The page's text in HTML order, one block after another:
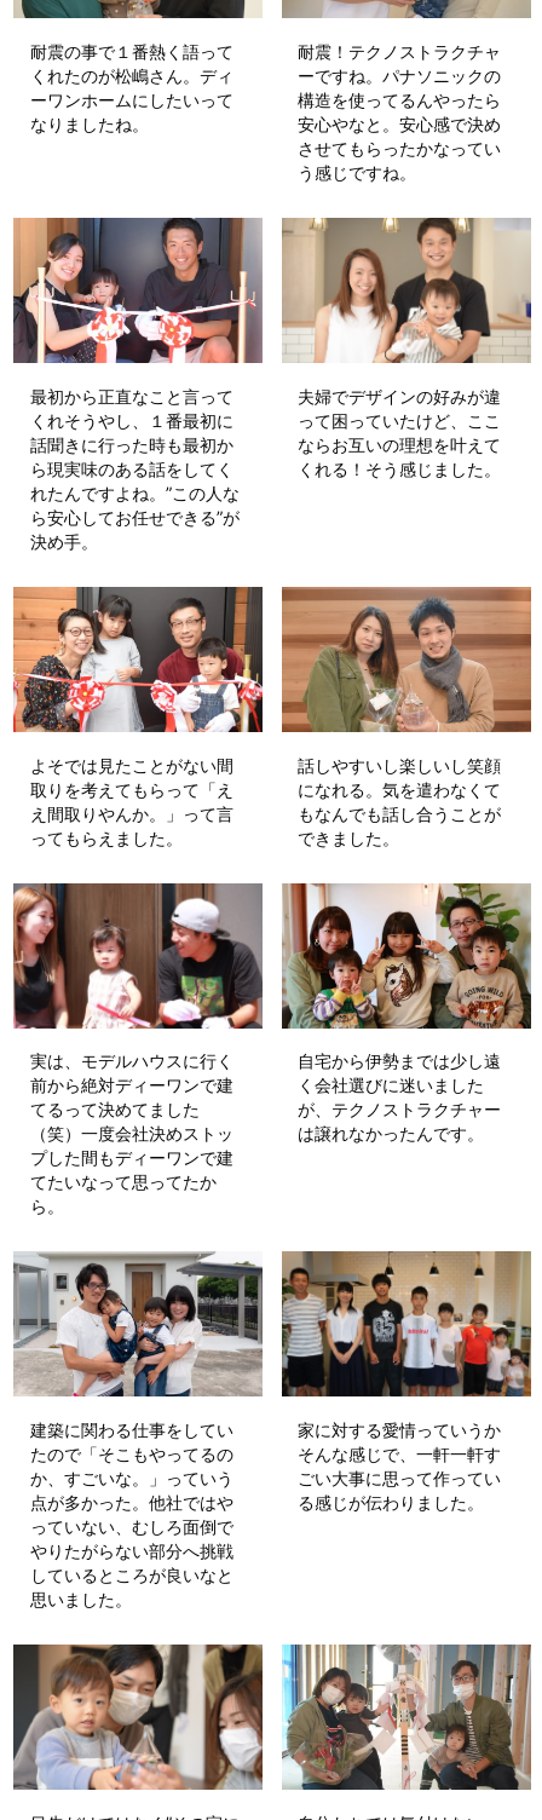
耐震の事で１番熱く語って
くれたのが松嶋さん。ディ
ーワンホームにしたいって
なりましたね。
耐震！テクノストラクチャ
ーですね。パナソニックの
構造を使ってるんやったら
安心やなと。安心感で決め
させてもらったかなってい
う感じですね。
最初から正直なこと言って
くれそうやし、１番最初に
話聞きに行った時も最初か
ら現実味のある話をしてく
れたんですよね。”この人な
ら安心してお任せできる”が
決め手。
夫婦でデザインの好みが違
って困っていたけど、ここ
ならお互いの理想を叶えて
くれる！そう感じました。
よそでは見たことがない間
取りを考えてもらって「え
え間取りやんか。」って言
ってもらえました。
話しやすいし楽しいし笑顔
になれる。気を遣わなくて
もなんでも話し合うことが
できました。
実は、モデルハウスに行く
前から絶対ディーワンで建
てるって決めてました
（笑）一度会社決めストッ
プした間もディーワンで建
てたいなって思ってたか
ら。
自宅から伊勢までは少し遠
く会社選びに迷いました
が、テクノストラクチャー
は譲れなかったんです。
建築に関わる仕事をしてい
たので「そこもやってるの
か、すごいな。」っていう
点が多かった。他社ではや
っていない、むしろ面倒で
やりたがらない部分へ挑戦
しているところが良いなと
思いました。
家に対する愛情っていうか
そんな感じで、一軒一軒す
ごい大事に思って作ってい
る感じが伝わりました。